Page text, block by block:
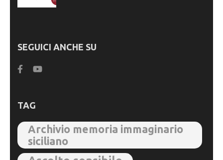
SEGUICI ANCHE SU
TAG
Archivio memoria immaginario
siciliano